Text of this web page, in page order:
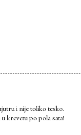
i nije toliko tesko.
krevetu po pola sata!